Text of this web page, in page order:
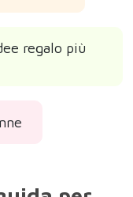
regalo più